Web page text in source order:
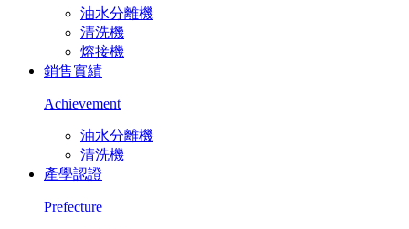
油水分離機
清洗機
熔接機
銷售實績
Achievement
油水分離機
清洗機
產學認證
Prefecture